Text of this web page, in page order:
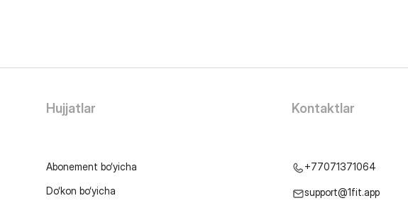
Hujjatlar
Abonement bo‘yicha
Do‘kon bo‘yicha
Kontaktlar
+77071371064
support@1fit.app